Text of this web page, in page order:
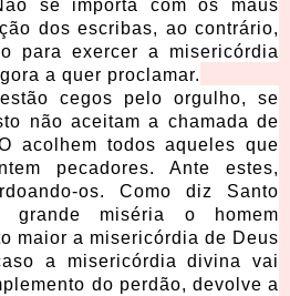
se importa com os maus
dos escribas, ao contrário,
para exercer a misericórdia
a quer proclamar.
cegos pelo orgulho, se
não aceitam a chamada de
acolhem todos aqueles que
pecadores. Ante estes,
os. Como diz Santo
grande miséria o homem
maior a misericórdia de Deus
a misericórdia divina vai
do perdão, devolve a